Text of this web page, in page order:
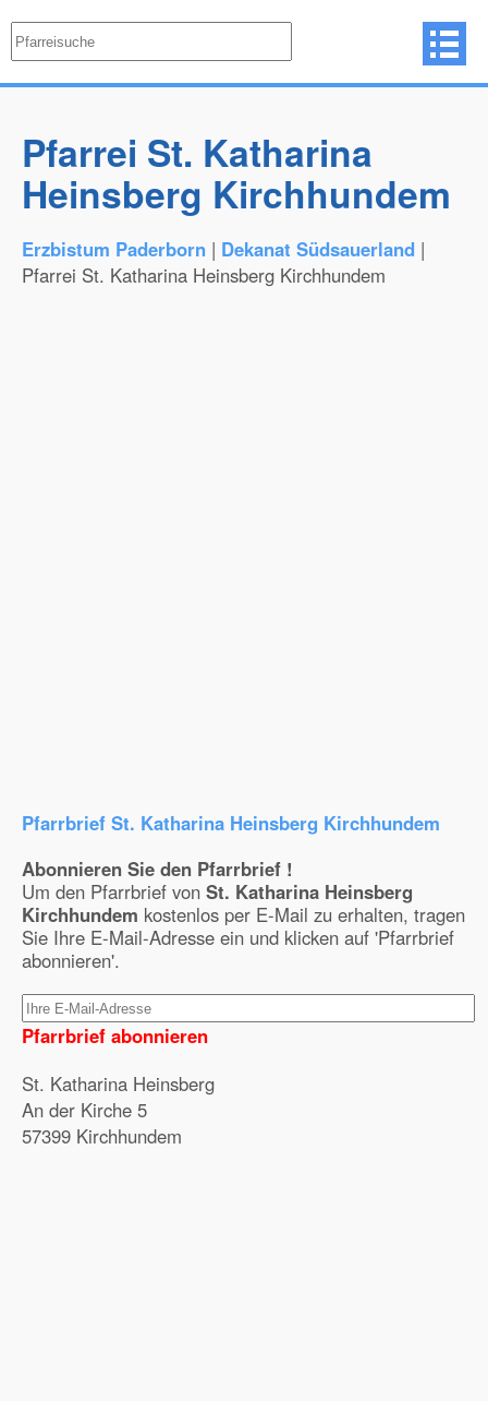
Pfarrei St. Katharina
Heinsberg Kirchhundem
Erzbistum Paderborn | Dekanat Südsauerland |
Pfarrei St. Katharina Heinsberg Kirchhundem
Pfarrbrief St. Katharina Heinsberg Kirchhundem
Abonnieren Sie den Pfarrbrief !
Um den Pfarrbrief von St. Katharina Heinsberg
Kirchhundem kostenlos per E-Mail zu erhalten, tragen
Sie Ihre E-Mail-Adresse ein und klicken auf 'Pfarrbrief
abonnieren'.
Pfarrbrief abonnieren
St. Katharina Heinsberg
An der Kirche 5
57399 Kirchhundem